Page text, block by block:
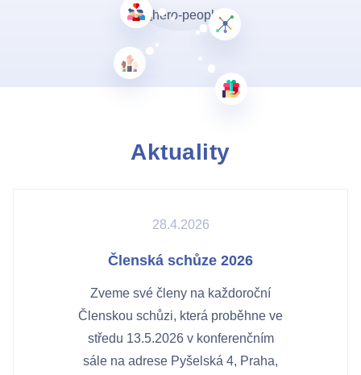
Kontakty
Aktuality
28.4.2026
Členská schůze 2026
Zveme své členy na každoroční
Členskou schůzi, která proběhne ve
středu 13.5.2026 v konferenčním
sále na adrese Pyšelská 4, Praha,